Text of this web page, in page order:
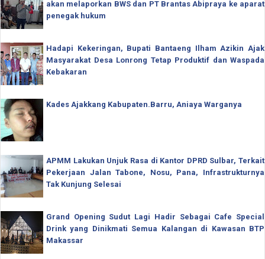
akan melaporkan BWS dan PT Brantas Abipraya ke aparat
penegak hukum
Hadapi Kekeringan, Bupati Bantaeng Ilham Azikin Ajak
Masyarakat Desa Lonrong Tetap Produktif dan Waspada
Kebakaran
Kades Ajakkang Kabupaten.Barru, Aniaya Warganya
APMM Lakukan Unjuk Rasa di Kantor DPRD Sulbar, Terkait
Pekerjaan Jalan Tabone, Nosu, Pana, Infrastrukturnya
Tak Kunjung Selesai
Grand Opening Sudut Lagi Hadir Sebagai Cafe Special
Drink yang Dinikmati Semua Kalangan di Kawasan BTP
Makassar